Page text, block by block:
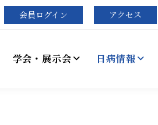
会員ログイン アクセス
学会・展示会 日病情報